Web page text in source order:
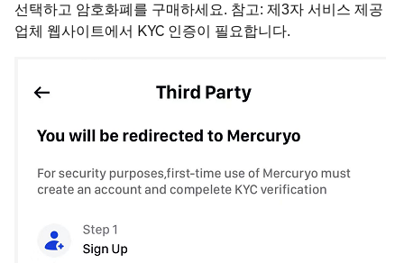
선택하고 암호화폐를 구매하세요. 참고: 제3자 서비스 제공
업체 웹사이트에서 KYC 인증이 필요합니다.